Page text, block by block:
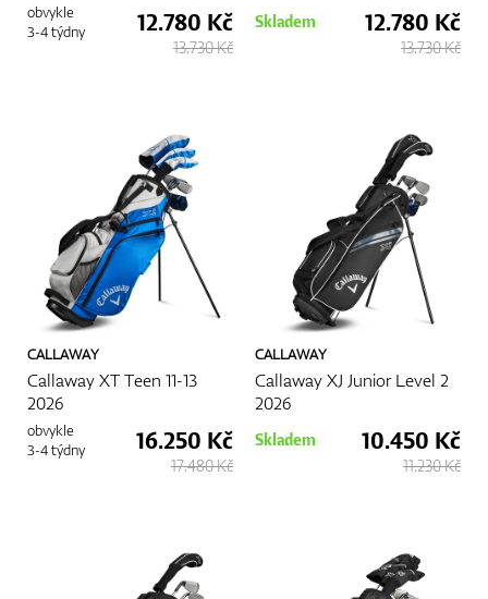
obvykle
3-4 týdny
12.780 Kč
13.730 Kč
Skladem 12.780 Kč
13.730 Kč
CALLAWAY
Callaway XT Teen 11-13
2026
obvykle
3-4 týdny
16.250 Kč
17.480 Kč
CALLAWAY
Callaway XJ Junior Level 2
2026
Skladem 10.450 Kč
11.230 Kč